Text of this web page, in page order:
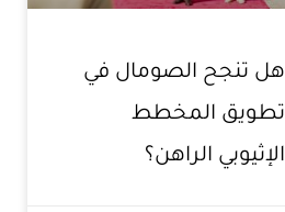
هل تنجح الصومال في
تطويق المخطط
الإثيوبي الراهن؟